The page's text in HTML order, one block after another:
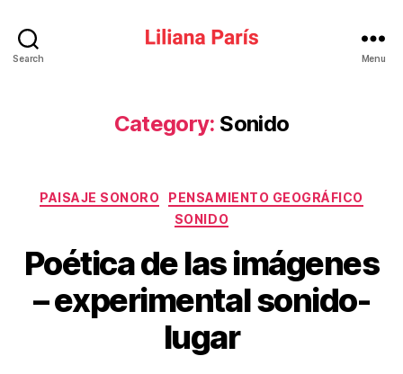
Search Menu
Category: Sonido
Categories
PAISAJE SONORO
PENSAMIENTO GEOGRÁFICO
SONIDO
Poética de las imágenes
– experimental sonido-
lugar